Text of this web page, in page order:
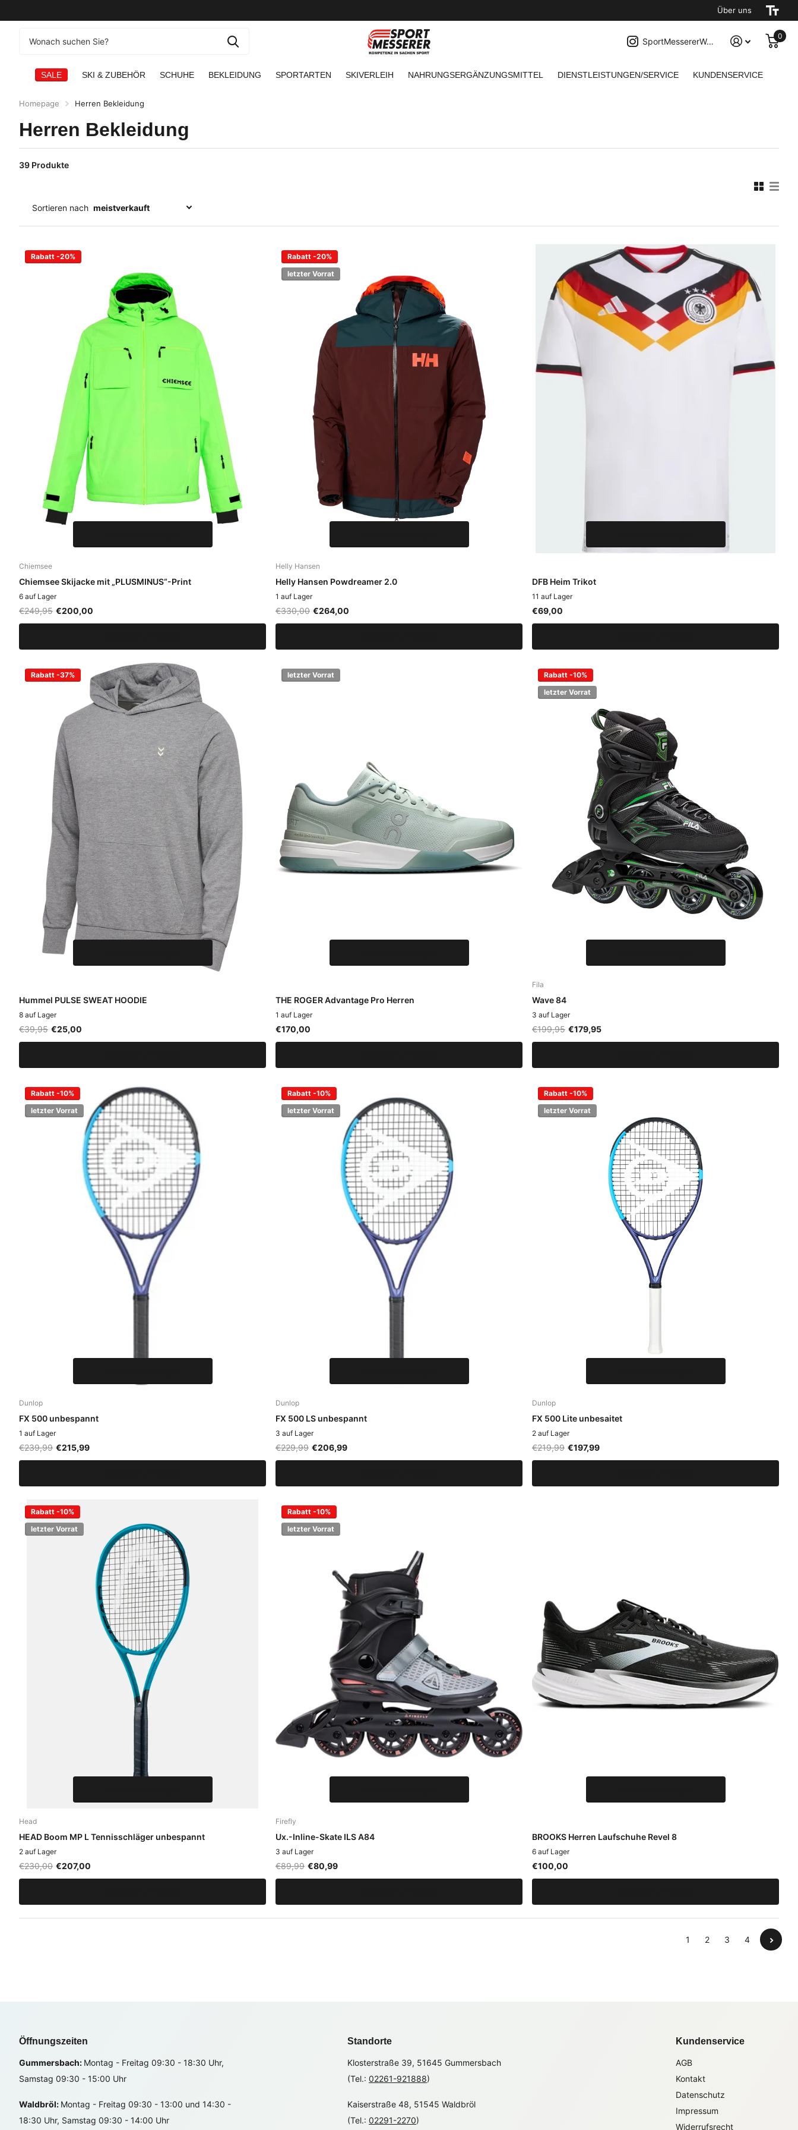
Über uns
SportMessererWaldbroel
0
SALE SKI & ZUBEHÖR SCHUHE BEKLEIDUNG SPORTARTEN SKIVERLEIH NAHRUNGSERGÄNZUNGSMITTEL DIENSTLEISTUNGEN/SERVICE KUNDENSERVICE
Homepage Herren Bekleidung
Herren Bekleidung
39 Produkte
Sortieren nach
Rabatt -20%
Chiemsee
Chiemsee Skijacke mit „PLUSMINUS“-Print
6 auf Lager
€249,95 €200,00
Rabatt -20%
letzter Vorrat
Helly Hansen
Helly Hansen Powdreamer 2.0
1 auf Lager
€330,00 €264,00
DFB Heim Trikot
11 auf Lager
€69,00
Rabatt -37%
Hummel PULSE SWEAT HOODIE
8 auf Lager
€39,95 €25,00
letzter Vorrat
THE ROGER Advantage Pro Herren
1 auf Lager
€170,00
Rabatt -10%
letzter Vorrat
Fila
Wave 84
3 auf Lager
€199,95 €179,95
Rabatt -10%
letzter Vorrat
Dunlop
FX 500 unbespannt
1 auf Lager
€239,99 €215,99
Rabatt -10%
letzter Vorrat
Dunlop
FX 500 LS unbespannt
3 auf Lager
€229,99 €206,99
Rabatt -10%
letzter Vorrat
Dunlop
FX 500 Lite unbesaitet
2 auf Lager
€219,99 €197,99
Rabatt -10%
letzter Vorrat
Head
HEAD Boom MP L Tennisschläger unbespannt
2 auf Lager
€230,00 €207,00
Rabatt -10%
letzter Vorrat
Firefly
Ux.-Inline-Skate ILS A84
3 auf Lager
€89,99 €80,99
BROOKS Herren Laufschuhe Revel 8
6 auf Lager
€100,00
1 2 3 4
Öffnungszeiten
Gummersbach: Montag - Freitag 09:30 - 18:30 Uhr,
Samstag 09:30 - 15:00 Uhr
Waldbröl: Montag - Freitag 09:30 - 13:00 und 14:30 -
18:30 Uhr, Samstag 09:30 - 14:00 Uhr
Standorte
Klosterstraße 39, 51645 Gummersbach
(Tel.: 02261-921888)
Kaiserstraße 48, 51545 Waldbröl
(Tel.: 02291-2270)
Kundenservice
AGB
Kontakt
Datenschutz
Impressum
Widerrufsrecht